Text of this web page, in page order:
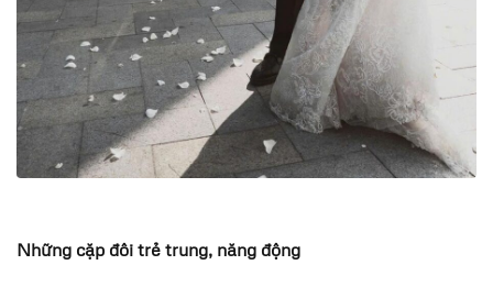
Những cặp đôi trẻ trung, năng động